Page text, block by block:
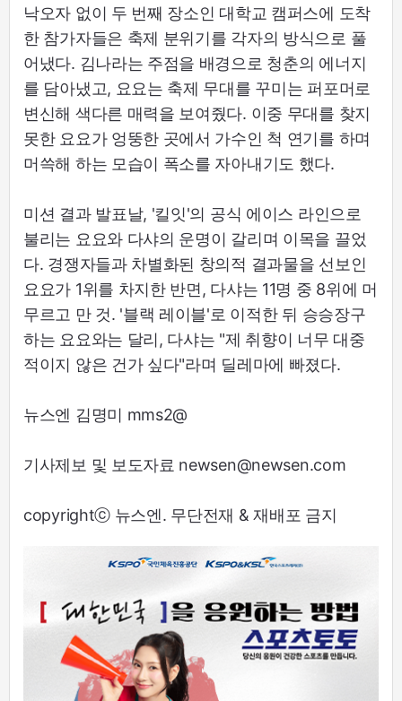
낙오자 없이 두 번째 장소인 대학교 캠퍼스에 도착
한 참가자들은 축제 분위기를 각자의 방식으로 풀
어냈다. 김나라는 주점을 배경으로 청춘의 에너지
를 담아냈고, 요요는 축제 무대를 꾸미는 퍼포머로
변신해 색다른 매력을 보여줬다. 이중 무대를 찾지
못한 요요가 엉뚱한 곳에서 가수인 척 연기를 하며
머쓱해 하는 모습이 폭소를 자아내기도 했다.
미션 결과 발표날, '킬잇'의 공식 에이스 라인으로
불리는 요요와 다샤의 운명이 갈리며 이목을 끌었
다. 경쟁자들과 차별화된 창의적 결과물을 선보인
요요가 1위를 차지한 반면, 다샤는 11명 중 8위에 머
무르고 만 것. '블랙 레이블'로 이적한 뒤 승승장구
하는 요요와는 달리, 다샤는 "제 취향이 너무 대중
적이지 않은 건가 싶다"라며 딜레마에 빠졌다.
뉴스엔 김명미 mms2@
기사제보 및 보도자료 newsen@newsen.com
copyrightⓒ 뉴스엔. 무단전재 & 재배포 금지